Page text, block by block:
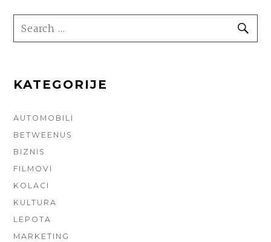
SEARCH
FOR:
KATEGORIJE
AUTOMOBILI
BETWEENUS
BIZNIS
FILMOVI
KOLACI
KULTURA
LEPOTA
MARKETING